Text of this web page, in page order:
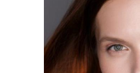
Ошибки в макияже